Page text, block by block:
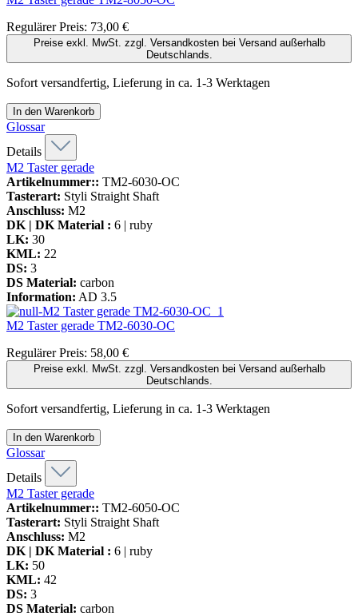
Regulärer Preis: 73,00 €
Preise exkl. MwSt. zzgl. Versandkosten bei Versand außerhalb
Deutschlands.
Sofort versandfertig, Lieferung in ca. 1-3 Werktagen
In den Warenkorb
Glossar
Details
M2 Taster gerade
Artikelnummer:: TM2-6030-OC
Tasterart: Styli Straight Shaft
Anschluss: M2
DK | DK Material : 6 | ruby
LK: 30
KML: 22
DS: 3
DS Material: carbon
Information: AD 3.5
M2 Taster gerade TM2-6030-OC
Regulärer Preis: 58,00 €
Preise exkl. MwSt. zzgl. Versandkosten bei Versand außerhalb
Deutschlands.
Sofort versandfertig, Lieferung in ca. 1-3 Werktagen
In den Warenkorb
Glossar
Details
M2 Taster gerade
Artikelnummer:: TM2-6050-OC
Tasterart: Styli Straight Shaft
Anschluss: M2
DK | DK Material : 6 | ruby
LK: 50
KML: 42
DS: 3
DS Material: carbon